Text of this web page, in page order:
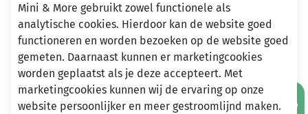
Heeft u vragen?
Stuur een e-mail
info@miniandmore.nl
Andere bekeken ook
Mini & More gebruikt zowel functionele als
analytische cookies. Hierdoor kan de website goed
functioneren en worden bezoeken op de website goed
gemeten. Daarnaast kunnen er marketingcookies
worden geplaatst als je deze accepteert. Met
marketingcookies kunnen wij de ervaring op onze
website persoonlijker en meer gestroomlijnd maken.